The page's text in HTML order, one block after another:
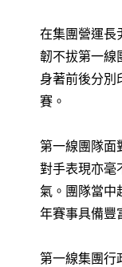
在集團營運長
韌不拔第一線
身著前後分別
賽。
第一線團隊面
對手表現亦毫
氣。團隊當中
年賽事具備豐
第一線集團行